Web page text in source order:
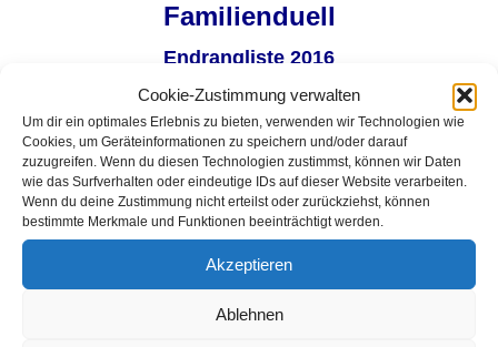
Cookie-Zustimmung verwalten
Um dir ein optimales Erlebnis zu bieten, verwenden wir Technologien wie
Cookies, um Geräteinformationen zu speichern und/oder darauf
zuzugreifen. Wenn du diesen Technologien zustimmst, können wir Daten
wie das Surfverhalten oder eindeutige IDs auf dieser Website verarbeiten.
Wenn du deine Zustimmung nicht erteilst oder zurückziehst, können
bestimmte Merkmale und Funktionen beeinträchtigt werden.
Akzeptieren
Ablehnen
Familienduell
Endrangliste 2016
Platz Name 1 Name 2 WertungBHZ
1.Gayk, Celina Gayk, Tanja 5 22
2.
Kahn,
Michael
Kahn, Alisa 5
Kahn, Julia
Jansen,